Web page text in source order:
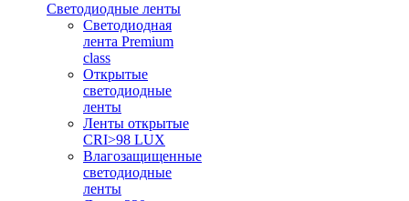
Светодиодные ленты
Светодиодная
лента Premium
class
Открытые
светодиодные
ленты
Ленты открытые
CRI>98 LUX
Влагозащищенные
светодиодные
ленты